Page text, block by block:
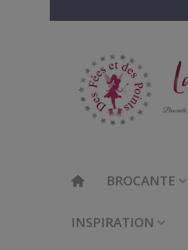
BROCANTE
INSPIRATION